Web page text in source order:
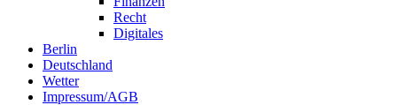
Recht
Digitales
Berlin
Deutschland
Wetter
Impressum/AGB